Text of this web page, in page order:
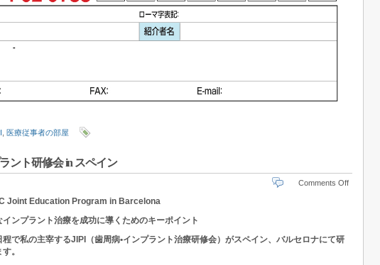
医療従事者の部屋
ント研修会 in スペイン
Comments Off
Joint Education Program in Barcelona
ンプラント治療を成功に導くためのキーポイント
程で私の主宰するJIPI（歯周病•インプラント治療研修会）がスペイン、バルセロナにて研
。